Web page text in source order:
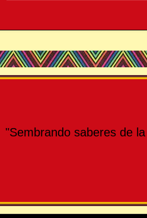
"Sembrando saberes de